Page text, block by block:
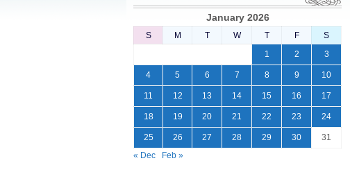
January 2026
S M T W T F
S
1
2 3
4 5 6 7 8 9 10
11 12 13 14 15 16 17
18 19 20 21 22 23 24
25 26 27 28 29 30
31
« Dec
Feb »